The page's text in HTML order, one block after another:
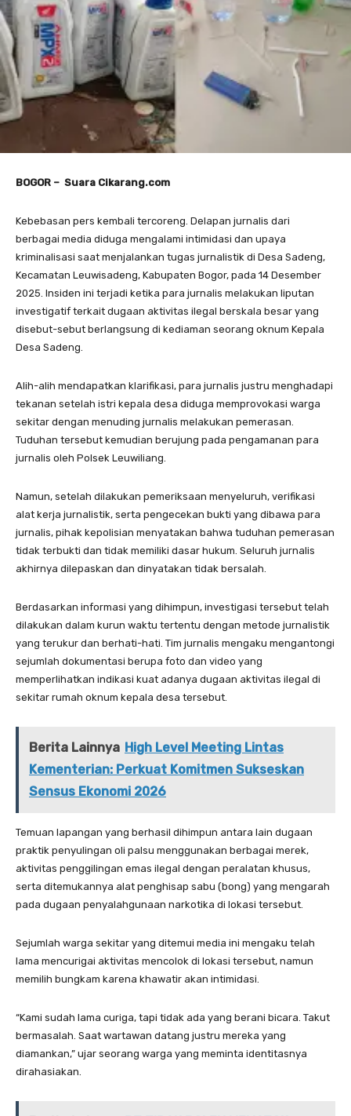
BOGOR – Suara Cikarang.com
Kebebasan pers kembali tercoreng. Delapan jurnalis dari
berbagai media diduga mengalami intimidasi dan upaya
kriminalisasi saat menjalankan tugas jurnalistik di Desa Sadeng,
Kecamatan Leuwisadeng, Kabupaten Bogor, pada 14 Desember
2025. Insiden ini terjadi ketika para jurnalis melakukan liputan
investigatif terkait dugaan aktivitas ilegal berskala besar yang
disebut-sebut berlangsung di kediaman seorang oknum Kepala
Desa Sadeng.
Alih-alih mendapatkan klarifikasi, para jurnalis justru menghadapi
tekanan setelah istri kepala desa diduga memprovokasi warga
sekitar dengan menuding jurnalis melakukan pemerasan.
Tuduhan tersebut kemudian berujung pada pengamanan para
jurnalis oleh Polsek Leuwiliang.
Namun, setelah dilakukan pemeriksaan menyeluruh, verifikasi
alat kerja jurnalistik, serta pengecekan bukti yang dibawa para
jurnalis, pihak kepolisian menyatakan bahwa tuduhan pemerasan
tidak terbukti dan tidak memiliki dasar hukum. Seluruh jurnalis
akhirnya dilepaskan dan dinyatakan tidak bersalah.
Berdasarkan informasi yang dihimpun, investigasi tersebut telah
dilakukan dalam kurun waktu tertentu dengan metode jurnalistik
yang terukur dan berhati-hati. Tim jurnalis mengaku mengantongi
sejumlah dokumentasi berupa foto dan video yang
memperlihatkan indikasi kuat adanya dugaan aktivitas ilegal di
sekitar rumah oknum kepala desa tersebut.
Berita Lainnya High Level Meeting Lintas
Kementerian: Perkuat Komitmen Sukseskan
Sensus Ekonomi 2026
Temuan lapangan yang berhasil dihimpun antara lain dugaan
praktik penyulingan oli palsu menggunakan berbagai merek,
aktivitas penggilingan emas ilegal dengan peralatan khusus,
serta ditemukannya alat penghisap sabu (bong) yang mengarah
pada dugaan penyalahgunaan narkotika di lokasi tersebut.
Sejumlah warga sekitar yang ditemui media ini mengaku telah
lama mencurigai aktivitas mencolok di lokasi tersebut, namun
memilih bungkam karena khawatir akan intimidasi.
“Kami sudah lama curiga, tapi tidak ada yang berani bicara. Takut
bermasalah. Saat wartawan datang justru mereka yang
diamankan,” ujar seorang warga yang meminta identitasnya
dirahasiakan.